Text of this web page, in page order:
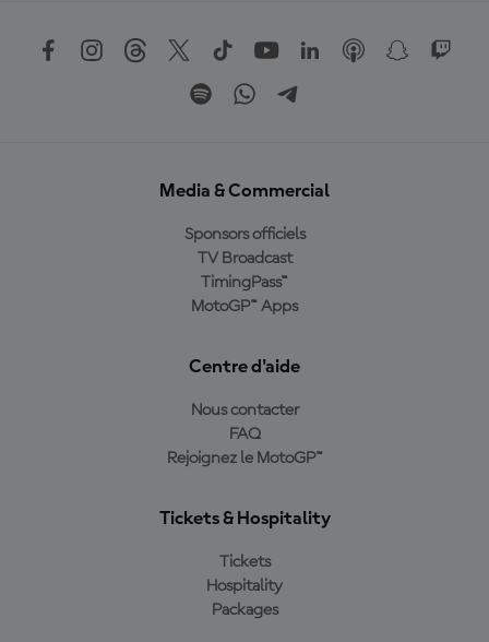
Media & Commercial
Sponsors officiels
TV Broadcast
TimingPass™
MotoGP™ Apps
Centre d'aide
Nous contacter
FAQ
Rejoignez le MotoGP™
Tickets & Hospitality
Tickets
Hospitality
Packages